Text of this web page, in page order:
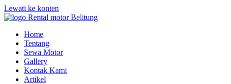
Lewati ke konten
Home
Tentang
Sewa Motor
Gallery
Kontak Kami
Artikel